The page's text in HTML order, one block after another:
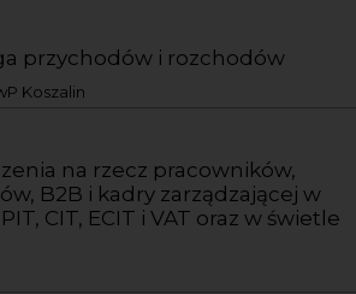
przychodów i rozchodów
Koszalin
na rzecz pracowników,
B2B i kadry zarządzającej w
CIT, ECIT i VAT oraz w świetle